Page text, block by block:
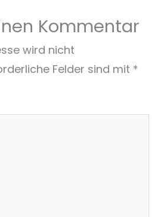
Kommentar
wird nicht
Felder sind mit *